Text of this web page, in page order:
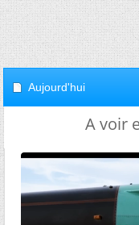
Aujourd'hui
A voir